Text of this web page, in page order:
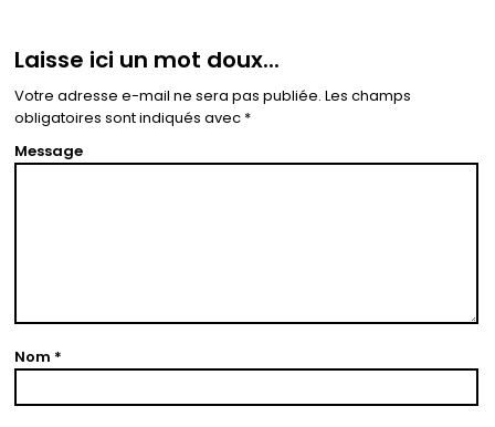
Laisse ici un mot doux...
Votre adresse e-mail ne sera pas publiée. Les champs
obligatoires sont indiqués avec *
Message
Nom *